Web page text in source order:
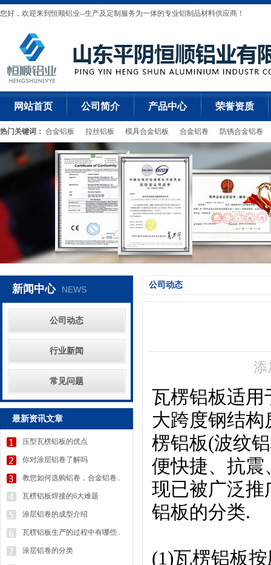
您好，欢迎来到恒顺铝业--生产及定制服务为一体的专业铝制品材料供应商！
网站首页 公司简介 产品中心 荣誉资质
热门关键词： 合金铝板 拉丝铝板 模具合金铝板 合金铝卷 防锈合金铝卷
公司动态
瓦楞铝板适用
大跨度钢结
楞铝板(波纹
便快捷、抗震
现已被广泛推
铝板的分类.
(1)瓦楞铝板
新闻中心 NEWS
公司动态
行业新闻
常见问题
最新资讯文章
压型瓦楞铝板的优点
你对涂层铝卷了解吗
教您如何选购铝卷，合金铝卷..
瓦楞铝板焊接的6大难题
涂层铝卷的成型介绍
瓦楞铝板生产的过程中有哪些..
涂层铝卷的分类